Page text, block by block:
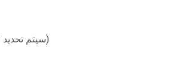
(سيتم تحديد